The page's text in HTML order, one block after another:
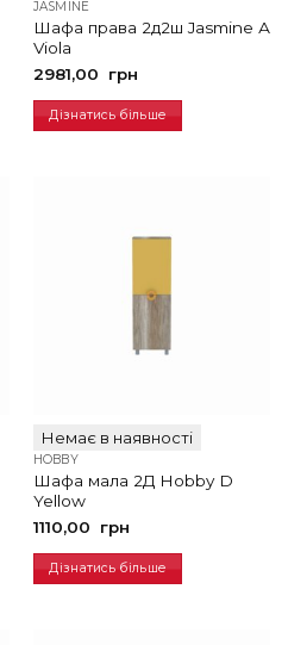
JASMINE
Шафа права 2д2ш Jasmine А
Viola
2981,00
грн
Дізнатись більше
Немає в наявності
HOBBY
Шафа мала 2Д Hobby D
Yellow
1110,00
грн
Дізнатись більше